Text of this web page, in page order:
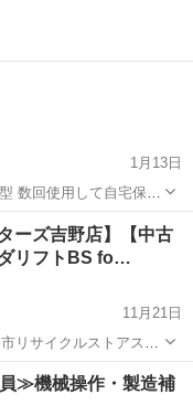
1月13日
みです。 箱、取扱説明
ーズ吉野店】【中古
リフトBS fo…
11月21日
リサイクルストアスタ
フトBS for Salon
家電 ヤーマン
≫機械操作・製造補